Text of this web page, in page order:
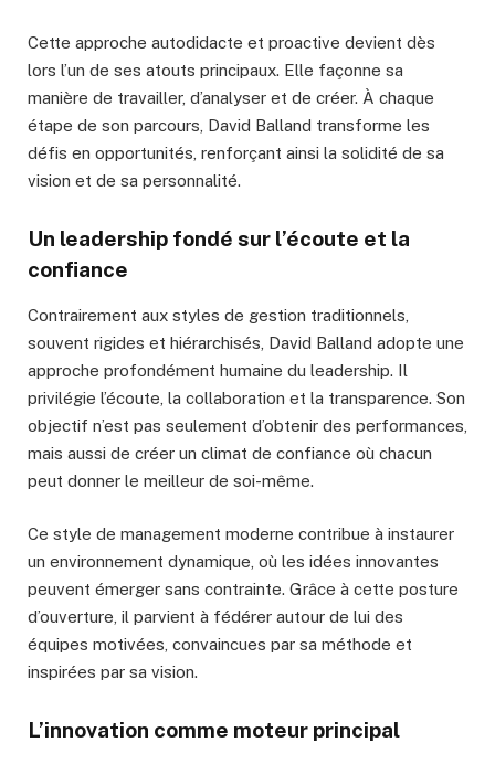
Cette approche autodidacte et proactive devient dès
lors l’un de ses atouts principaux. Elle façonne sa
manière de travailler, d’analyser et de créer. À chaque
étape de son parcours, David Balland transforme les
défis en opportunités, renforçant ainsi la solidité de sa
vision et de sa personnalité.
Un leadership fondé sur l’écoute et la
confiance
Contrairement aux styles de gestion traditionnels,
souvent rigides et hiérarchisés, David Balland adopte une
approche profondément humaine du leadership. Il
privilégie l’écoute, la collaboration et la transparence. Son
objectif n’est pas seulement d’obtenir des performances,
mais aussi de créer un climat de confiance où chacun
peut donner le meilleur de soi-même.
Ce style de management moderne contribue à instaurer
un environnement dynamique, où les idées innovantes
peuvent émerger sans contrainte. Grâce à cette posture
d’ouverture, il parvient à fédérer autour de lui des
équipes motivées, convaincues par sa méthode et
inspirées par sa vision.
L’innovation comme moteur principal